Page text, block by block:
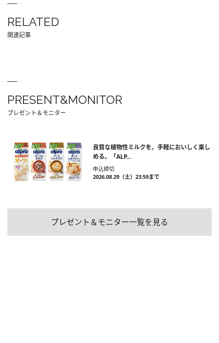
RELATED
関連記事
PRESENT&MONITOR
プレゼント＆モニター
良質な植物性ミルクを、手軽においしく楽し
める。「ALP...
申込締切
2026.08.29（土）23:59まで
プレゼント＆モニター一覧を見る